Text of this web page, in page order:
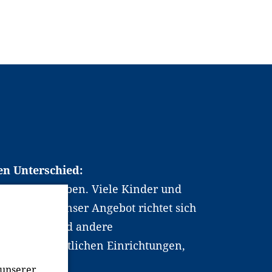
Unterschied:
Berufsleben. Viele Kinder und
dabei. Unser Angebot richtet sich
und andere
Einrichtungen,